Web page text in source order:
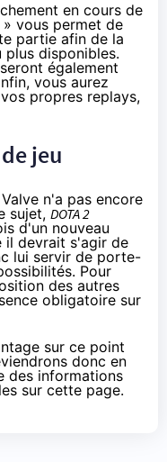
en cours de
vous permet de
partie afin de la
plus disponibles.
également
vous aurez
propres replays,
jeu
n'a pas encore
sujet, DOTA 2
d'un nouveau
il devrait s'agir de
lui servir de porte-
Pour
des autres
obligatoire sur
sur ce point
donc en
des informations
sur cette page.